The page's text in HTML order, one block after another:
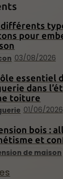
03/08/2026
différents
pour
01/06/2026
essentiel
dans
toiture
de maison
bois :
et